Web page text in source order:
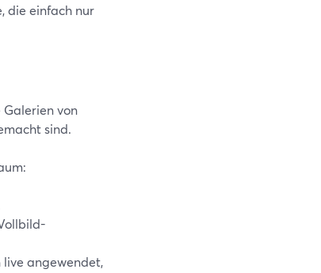
die einfach nur
Galerien von
sind.
live angewendet,